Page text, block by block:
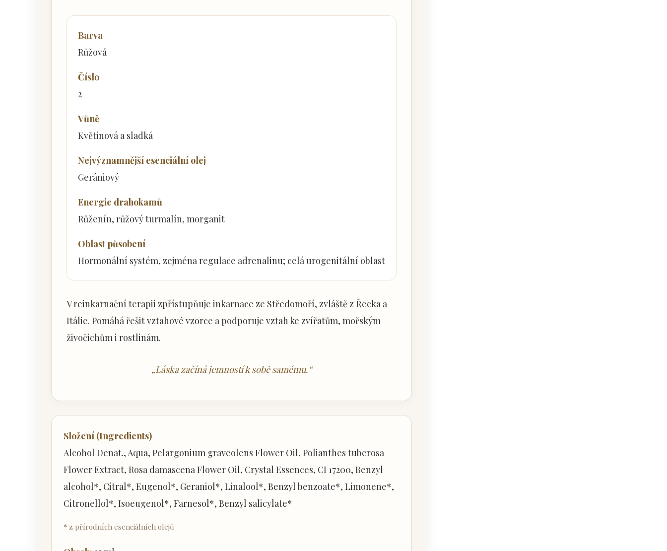
Barva
Růžová
Číslo
2
Vůně
Květinová a sladká
Nejvýznamnější esenciální olej
Gerániový
Energie drahokamů
Růženín, růžový turmalín, morganit
Oblast působení
Hormonální systém, zejména regulace adrenalinu; celá urogenitální oblast
V reinkarnační terapii zpřístupňuje inkarnace ze Středomoří, zvláště z Řecka a
Itálie. Pomáhá řešit vztahové vzorce a podporuje vztah ke zvířatům, mořským
živočichům i rostlinám.
„Láska začíná jemností k sobě samému.“
Složení (Ingredients)
Alcohol Denat., Aqua, Pelargonium graveolens Flower Oil, Polianthes tuberosa
Flower Extract, Rosa damascena Flower Oil, Crystal Essences, CI 17200, Benzyl
alcohol*, Citral*, Eugenol*, Geraniol*, Linalool*, Benzyl benzoate*, Limonene*,
Citronellol*, Isoeugenol*, Farnesol*, Benzyl salicylate*
* z přírodních esenciálních olejů